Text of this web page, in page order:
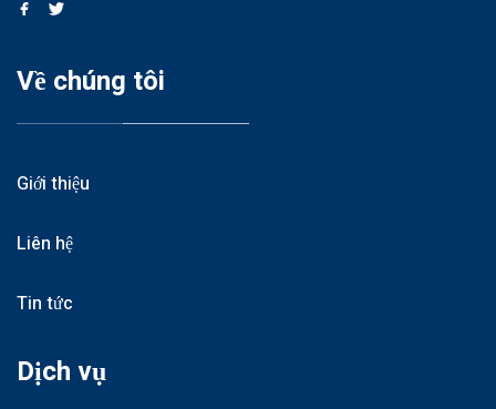
Về chúng tôi
Giới thiệu
Liên hệ
Tin tức
Dịch vụ